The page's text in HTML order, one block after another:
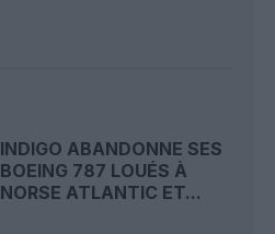
INDIGO ABANDONNE SES
BOEING 787 LOUÉS À
NORSE ATLANTIC ET...